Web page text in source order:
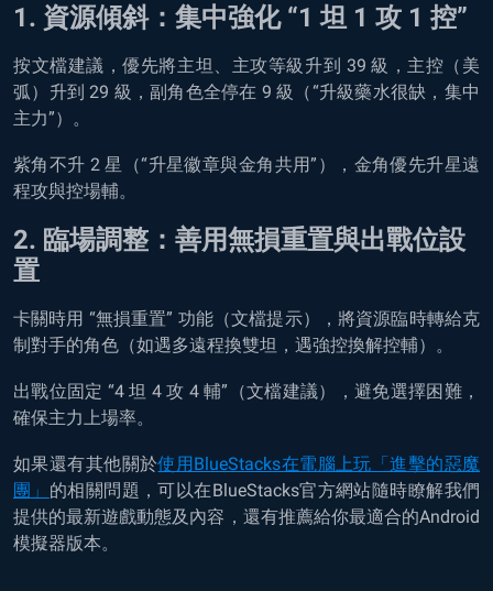
1. 資源傾斜：集中強化 “1 坦 1 攻 1 控”
按文檔建議，優先將主坦、主攻等級升到 39 級，主控（美
弧）升到 29 級，副角色全停在 9 級（“升級藥水很缺，集中
主力”）。
紫角不升 2 星（“升星徽章與金角共用”），金角優先升星遠
程攻與控場輔。
2. 臨場調整：善用無損重置與出戰位設
置
卡關時用 “無損重置” 功能（文檔提示），將資源臨時轉給克
制對手的角色（如遇多遠程換雙坦，遇強控換解控輔）。
出戰位固定 “4 坦 4 攻 4 輔”（文檔建議），避免選擇困難，
確保主力上場率。
如果還有其他關於使用BlueStacks在電腦上玩「進擊的惡魔
團」 的相關問題，可以在BlueStacks官方網站隨時瞭解我們
提供的最新遊戲動態及內容，還有推薦給你最適合的Android
模擬器版本。